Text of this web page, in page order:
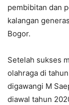
pembibitan dan
kalangan
Bogor.
Setelah sukses
olahraga di
digawangi M
diawal tahun